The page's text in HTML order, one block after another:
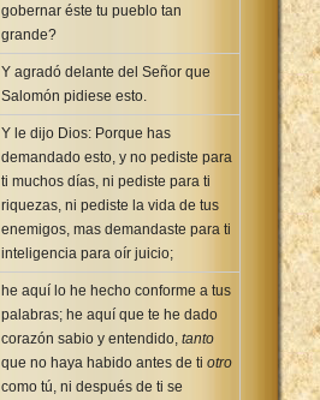
gobernar éste tu pueblo tan
grande?
Y agradó delante del Señor que
Salomón pidiese esto.
Y le dijo Dios: Porque has
demandado esto, y no pediste para
ti muchos días, ni pediste para ti
riquezas, ni pediste la vida de tus
enemigos, mas demandaste para ti
inteligencia para oír juicio;
he aquí lo he hecho conforme a tus
palabras; he aquí que te he dado
corazón sabio y entendido, tanto
que no haya habido antes de ti otro
como tú, ni después de ti se